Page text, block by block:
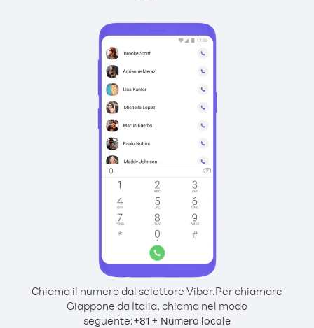
Chiama il numero dal selettore Viber.Per chiamare
Giappone da Italia, chiama nel modo
seguente:+81 + Numero locale